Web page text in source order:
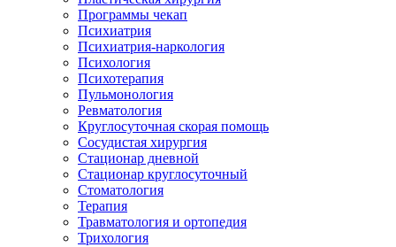
Программы чекап
Психиатрия
Психиатрия-наркология
Психология
Психотерапия
Пульмонология
Ревматология
Круглосуточная скорая помощь
Сосудистая хирургия
Стационар дневной
Стационар круглосуточный
Стоматология
Терапия
Травматология и ортопедия
Трихология